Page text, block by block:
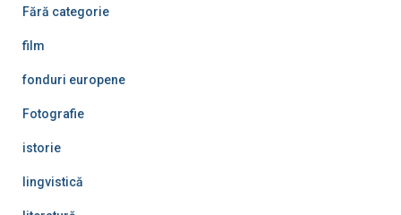
Fără categorie
film
fonduri europene
Fotografie
istorie
lingvistică